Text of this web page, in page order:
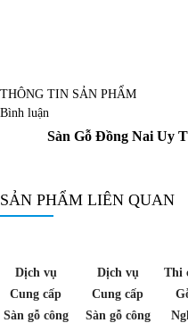
THÔNG TIN SẢN PHẨM
Bình luận
Sàn Gỗ Đồng Nai Uy
SẢN PHẨM LIÊN QUAN
Dịch vụ
Cung cấp
Sàn gỗ công
Dịch vụ
Cung cấp
Sàn gỗ công
Thi